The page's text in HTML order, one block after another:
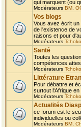
qui marquent (ou
Modérateurs BM
Vos blogs
Vous avez écrit
de l'existence de
raisons et pour
Modérateurs Tchoko
Santé
Toutes les
compétences
Modérateurs Tchoko
Littérature
Pour débattre et
surtout l'Afrique en
Modérateurs Tchoko
Actualités
ce forum est le
individuelles ou
Modérateurs BM